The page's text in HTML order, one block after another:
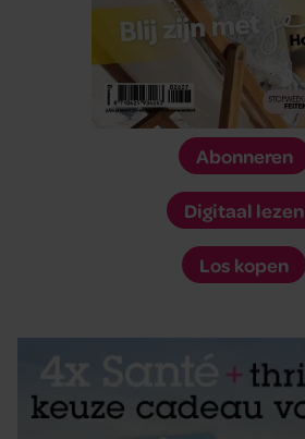
Abonneren
Digitaal lezen
Los kopen